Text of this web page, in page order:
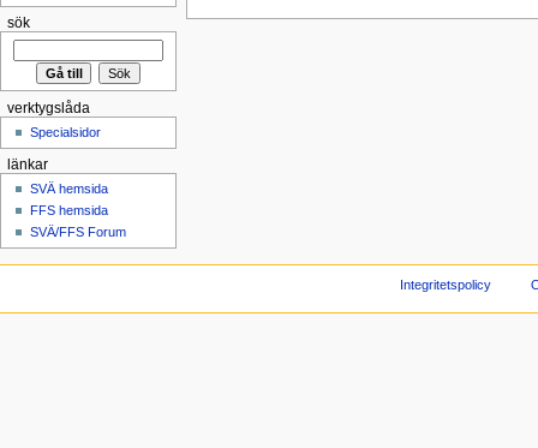
sök
verktygslåda
Specialsidor
länkar
SVÄ hemsida
FFS hemsida
SVÄ/FFS Forum
Integritetspolicy